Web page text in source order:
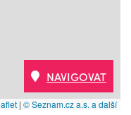
| © Seznam.cz a.s. a další
NAVIGOVAT